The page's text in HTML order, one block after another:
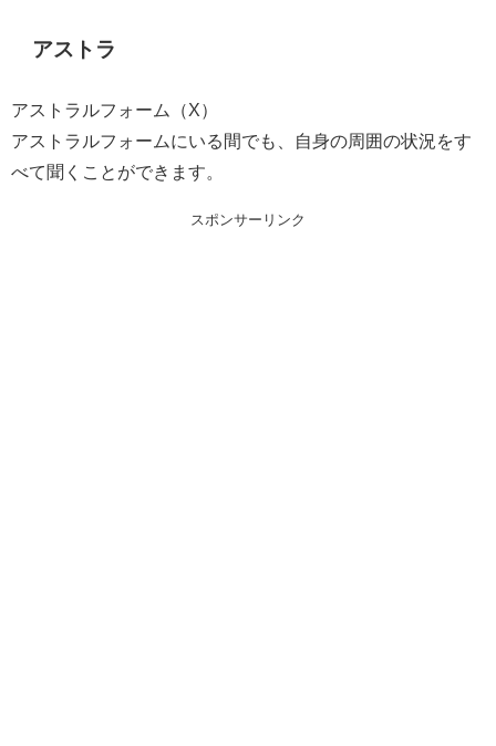
アストラ
アストラルフォーム（X）
アストラルフォームにいる間でも、自身の周囲の状況をす
べて聞くことができます。
スポンサーリンク